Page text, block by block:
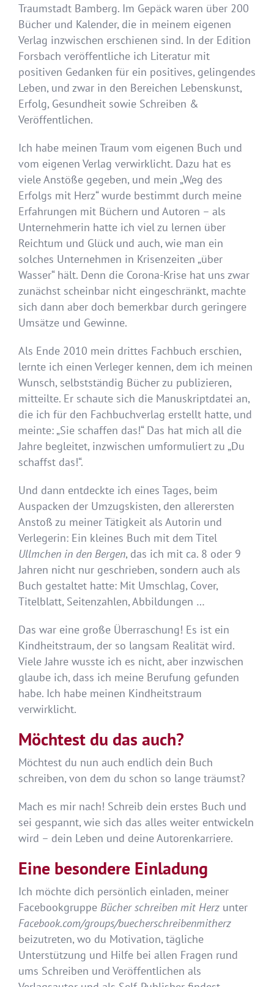
Traumstadt Bamberg. Im Gepäck waren über 200
Bücher und Kalender, die in meinem eigenen
Verlag inzwischen erschienen sind. In der Edition
Forsbach veröffentliche ich Literatur mit
positiven Gedanken für ein positives, gelingendes
Leben, und zwar in den Bereichen Lebenskunst,
Erfolg, Gesundheit sowie Schreiben &
Veröffentlichen.
Ich habe meinen Traum vom eigenen Buch und
vom eigenen Verlag verwirklicht. Dazu hat es
viele Anstöße gegeben, und mein „Weg des
Erfolgs mit Herz“ wurde bestimmt durch meine
Erfahrungen mit Büchern und Autoren – als
Unternehmerin hatte ich viel zu lernen über
Reichtum und Glück und auch, wie man ein
solches Unternehmen in Krisenzeiten „über
Wasser“ hält. Denn die Corona-Krise hat uns zwar
zunächst scheinbar nicht eingeschränkt, machte
sich dann aber doch bemerkbar durch geringere
Umsätze und Gewinne.
Als Ende 2010 mein drittes Fachbuch erschien,
lernte ich einen Verleger kennen, dem ich meinen
Wunsch, selbstständig Bücher zu publizieren,
mitteilte. Er schaute sich die Manuskriptdatei an,
die ich für den Fachbuchverlag erstellt hatte, und
meinte: „Sie schaffen das!“ Das hat mich all die
Jahre begleitet, inzwischen umformuliert zu „Du
schaffst das!“.
Und dann entdeckte ich eines Tages, beim
Auspacken der Umzugskisten, den allerersten
Anstoß zu meiner Tätigkeit als Autorin und
Verlegerin: Ein kleines Buch mit dem Titel
Ullmchen in den Bergen, das ich mit ca. 8 oder 9
Jahren nicht nur geschrieben, sondern auch als
Buch gestaltet hatte: Mit Umschlag, Cover,
Titelblatt, Seitenzahlen, Abbildungen …
Das war eine große Überraschung! Es ist ein
Kindheitstraum, der so langsam Realität wird.
Viele Jahre wusste ich es nicht, aber inzwischen
glaube ich, dass ich meine Berufung gefunden
habe. Ich habe meinen Kindheitstraum
verwirklicht.
Möchtest du das auch?
Möchtest du nun auch endlich dein Buch
schreiben, von dem du schon so lange träumst?
Mach es mir nach! Schreib dein erstes Buch und
sei gespannt, wie sich das alles weiter entwickeln
wird – dein Leben und deine Autorenkarriere.
Eine besondere Einladung
Ich möchte dich persönlich einladen, meiner
Facebookgruppe Bücher schreiben mit Herz unter
Facebook.com/groups/buecherschreibenmitherz
beizutreten, wo du Motivation, tägliche
Unterstützung und Hilfe bei allen Fragen rund
ums Schreiben und Veröffentlichen als